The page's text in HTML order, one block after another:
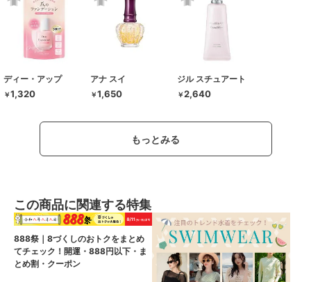
ディー・アップ
￥1,320
アナ スイ
￥1,650
ジル スチュアート
￥2,640
もっとみる
この商品に関連する特集
888祭｜8づくしのおトクをまとめ
てチェック！開運・888円以下・ま
とめ割・クーポン